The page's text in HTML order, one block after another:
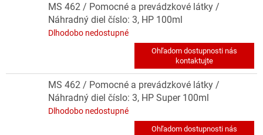
MS 462 / Pomocné a prevádzkové látky /
Náhradný diel číslo: 3, HP 100ml
Dlhodobo nedostupné
MS 462 / Pomocné a prevádzkové látky /
Náhradný diel číslo: 3, HP Super 100ml
Dlhodobo nedostupné